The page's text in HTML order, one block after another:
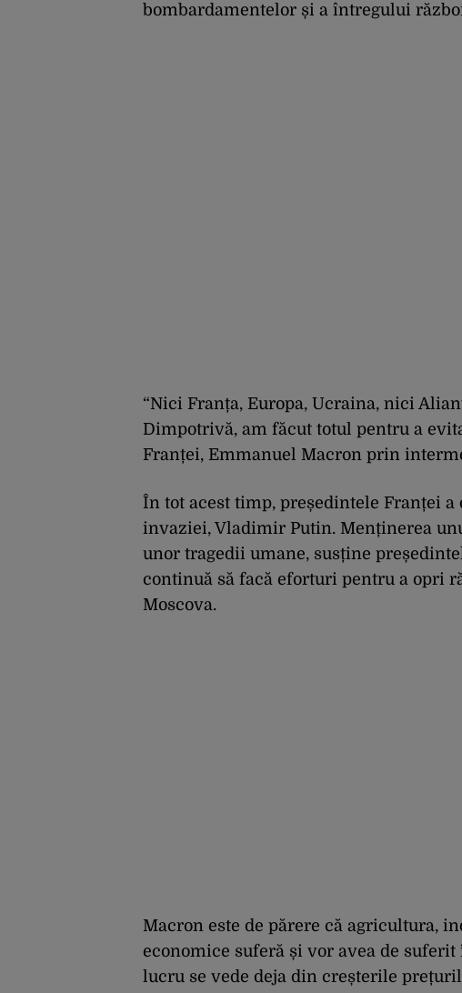
bombardamentelor și a întregului
“Nici Franța, Europa, Ucraina, nici
Dimpotrivă, am făcut totul pentru a
Franței, Emmanuel Macron prin
În tot acest timp, președintele Franței
invaziei, Vladimir Putin. Menținerea
unor tragedii umane, susține
continuă să facă eforturi pentru a opri
Moscova.
Macron este de părere că agricultura,
economice suferă și vor avea de
lucru se vede deja din creșterile